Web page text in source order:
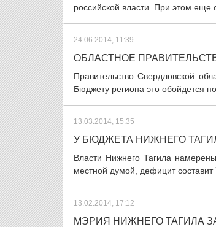
российской власти. При этом еще
24.06.2014, 11:39
ОБЛАСТНОЕ
Правительство Свердловской
Бюджету региона это обойдется
13.03.2014, 15:35
У БЮДЖЕТА НИЖНЕГО
Власти Нижнего Тагила
местной думой, дефицит
13.02.2014, 17:12
МЭРИЯ НИЖНЕГО ТАГИЛА